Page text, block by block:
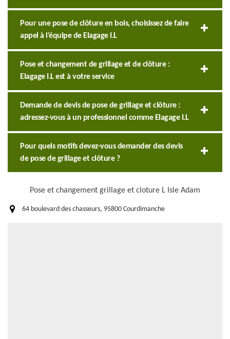
Pour une pose de clôture en bois, choisissez de faire
appel à l’équipe de Elagage I.L
Pose et changement de grillage et de clôture :
Elagage I.L est à votre service
Demande de devis de pose de grillage et clôture :
adressez-vous à un professionnel comme Elagage I.L
Pour quels motifs devez-vous demander des devis
de pose de grillage et clôture ?
Pose et changement grillage et cloture L Isle Adam
64 boulevard des chasseurs, 95800 Courdimanche